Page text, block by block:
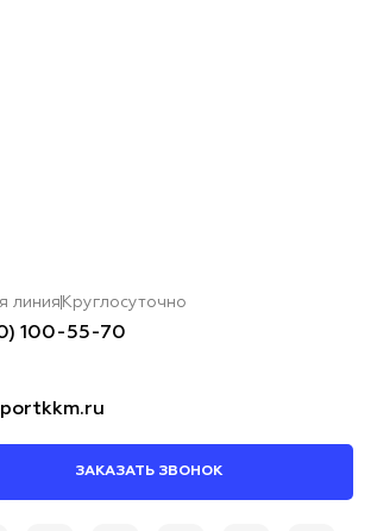
линия Круглосуточно
100-55-70
ЗАКАЗАТЬ ЗВОНОК